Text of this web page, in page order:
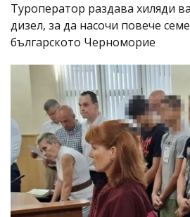
Туроператор раздава хиляди
дизел, за да насочи повече
българското Черноморие